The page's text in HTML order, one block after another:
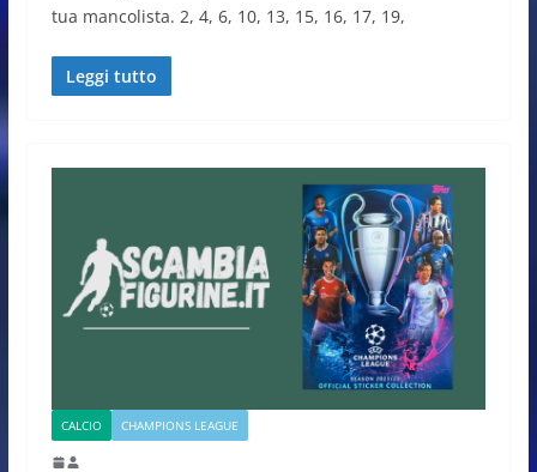
tua mancolista. 2, 4, 6, 10, 13, 15, 16, 17, 19,
Leggi tutto
CALCIO CHAMPIONS LEAGUE